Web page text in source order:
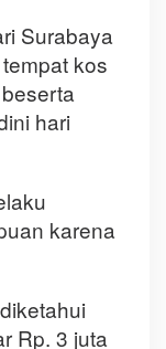
Surabaya
kos
hari
karena
Rp. 3 juta